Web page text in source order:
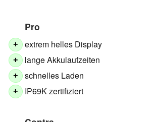
Pro
+ extrem helles Display
+ lange Akkulaufzeiten
+ schnelles Laden
+ IP69K zertifiziert